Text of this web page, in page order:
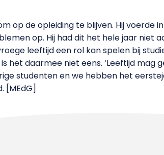
op de opleiding te blijven. Hij voerde
op. Hij had dit het hele jaar niet
leeftijd een rol kan spelen bij
het daarmee niet eens. ‘Leeftijd mag
studenten en we hebben het
[MEdG]